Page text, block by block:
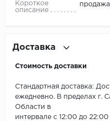
Короткое
описание
Доставка
Стоимость доставки
Стандартная доставка:
ежедневно. В пределах г.
Области в
интервале с 12:00 до